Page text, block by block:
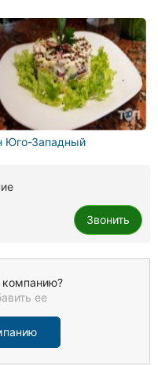
Юго-Западный
Звонить
ее